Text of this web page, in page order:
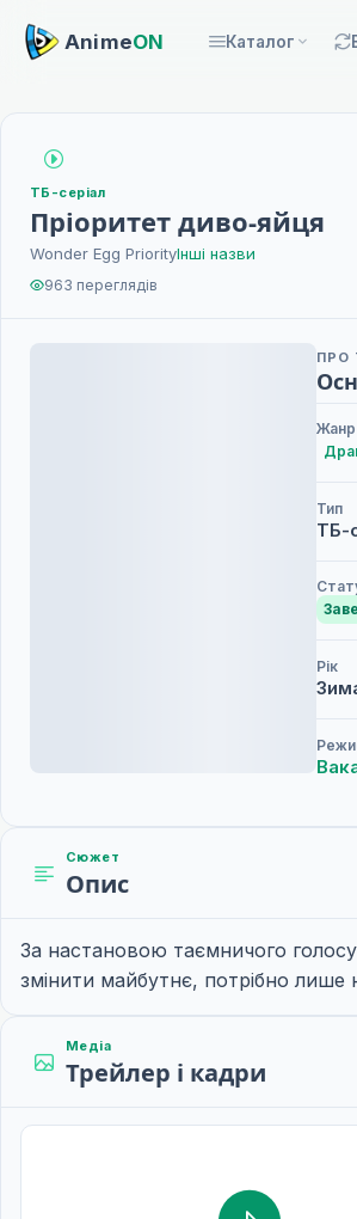
AnimeON Каталог
ТБ-серіал
Пріоритет диво-яйця
Wonder Egg PriorityІнші назви
963 переглядів
ПРО
Жанр
Тип
ТБ-
Рік
Сюжет
Опис
За настановою таємничого
змінити майбутнє, потрібно лише
Медіа
Трейлер і кадри